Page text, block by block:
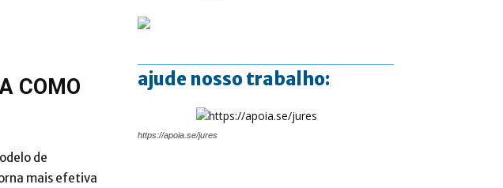
COMO
de
mais efetiva
ajude nosso trabalho:
https://apoia.se/jures